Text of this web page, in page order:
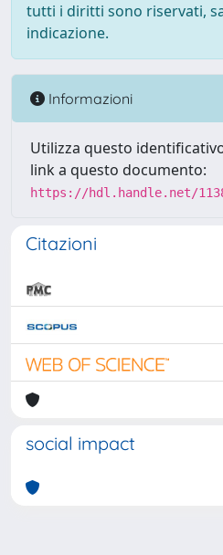
tutti i diritti sono riservati,
indicazione.
Informazioni
Utilizza questo
link a questo documento:
https://hdl.handle.net/
Citazioni
social impact